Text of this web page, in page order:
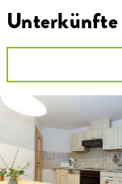
Unterkünfte